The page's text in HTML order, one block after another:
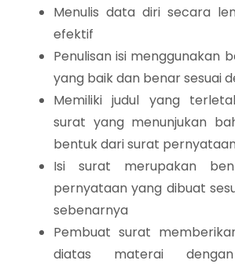
Menulis data diri secara
efektif
Penulisan isi menggunakan
yang baik dan benar sesuai
Memiliki judul yang
surat yang menunjukan
bentuk dari surat
Isi surat merupakan
pernyataan yang dibuat
sebenarnya
Pembuat surat
diatas materai